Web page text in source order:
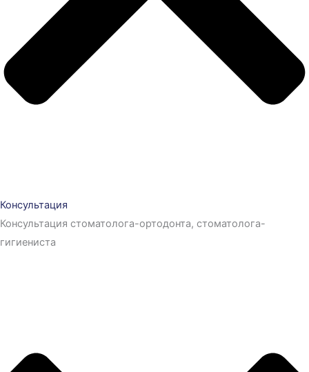
Консультация
Консультация стоматолога-ортодонта, стоматолога-
гигиениста